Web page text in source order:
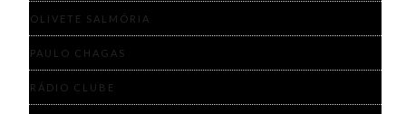
OLIVETE SALMÓRIA
PAULO CHAGAS
RÁDIO CLUBE